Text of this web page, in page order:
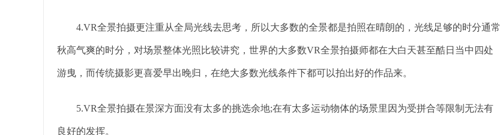
4.VR全景拍摄更注重从全局光线去思考，所以大多数的全景都是拍照在晴朗的，光线足够的时分通常
秋高气爽的时分，对场景整体光照比较讲究，世界的大多数VR全景拍摄师都在大白天甚至酷日当中四处
游曳，而传统摄影更喜爱早出晚归，在绝大多数光线条件下都可以拍出好的作品来。
5.VR全景拍摄在景深方面没有太多的挑选余地;在有太多运动物体的场景里因为受拼合等限制无法有
良好的发挥。